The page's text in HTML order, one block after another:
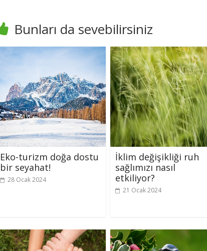
Bunları da sevebilirsiniz
Eko-turizm doğa dostu
bir seyahat!
28 Ocak 2024
İklim değişikliği ruh
sağlımızı nasıl
etkiliyor?
21 Ocak 2024